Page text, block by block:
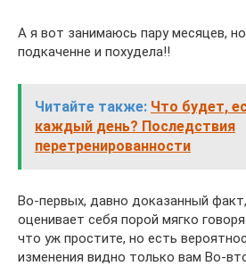
А я вот занимаюсь пару месяцев,
подкаченне и похудела!!
Читайте также: Что будет,
каждый день? Последствия
перетренированности
Во-первых, давно доказанный
оценивает себя порой мягко
что уж простите, но есть
изменения видно только вам Во-